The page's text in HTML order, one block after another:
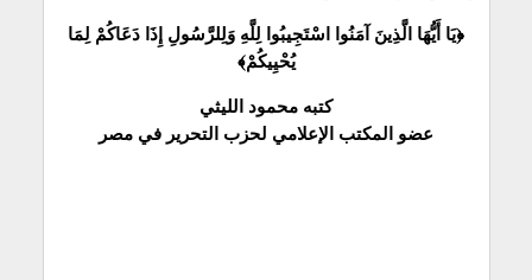
﴿يَا أَيُّهَا الَّذِينَ آمَنُوا اسْتَجِيبُوا لِلَّهِ وَلِلرَّسُولِ إِذَا دَعَاكُمْ لِمَا
يُحْيِيكُمْ﴾
كتبه محمود الليثي
عضو المكتب الإعلامي لحزب التحرير في مصر